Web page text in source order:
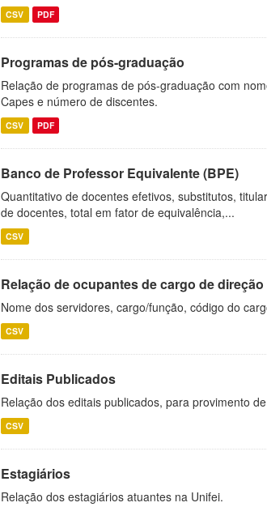
CSV PDF
Programas de pós-graduação
Relação de programas de pós-graduação com
Capes e número de discentes.
CSV PDF
Banco de Professor Equivalente (BPE)
Quantitativo de docentes efetivos, substitutos,
de docentes, total em fator de equivalência,...
CSV
Relação de ocupantes de cargo de
Nome dos servidores, cargo/função, código do
CSV
Editais Publicados
Relação dos editais publicados, para provimento
CSV
Estagiários
Relação dos estagiários atuantes na Unifei.